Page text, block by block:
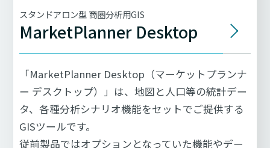
スタンドアロン型 商圏分析用GIS
MarketPlanner Desktop
「MarketPlanner Desktop（マーケットプランナ
ー デスクトップ）」は、地図と人口等の統計デー
タ、各種分析シナリオ機能をセットでご提供する
GISツールです。
従前製品ではオプションとなっていた機能やデー